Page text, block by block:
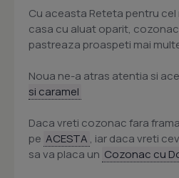
Cu aceasta Reteta pentru
casa cu aluat oparit,
pastreaza proaspeti mai
Noua ne-a atras atentia si
si caramel
Daca vreti cozonac fara
pe ACESTA , iar daca vreti
sa va placa un Cozonac cu